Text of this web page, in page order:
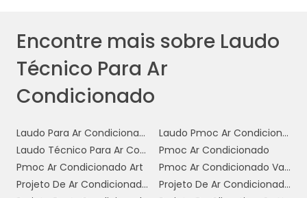
assegurando conforto e eficiência energética.
IMPORTÂNCIA DO LAUDO
TÉCNICO NA
MANUTENÇÃO DO AR
A importância do laudo técnico na
manutenção do ar condicionado não pode
ser subestimada, especialmente em
Encontre mais sobre Laudo
Técnico Para Ar
Condicionado
Laudo Para Ar Condicionado
Laudo Pmoc Ar Condicionado
Laudo Técnico Para Ar Condicionado
Pmoc Ar Condicionado
Pmoc Ar Condicionado Art
Pmoc Ar Condicionado Valor
Projeto De Ar Condicionado Industrial
Projeto De Ar Condicionado Preço